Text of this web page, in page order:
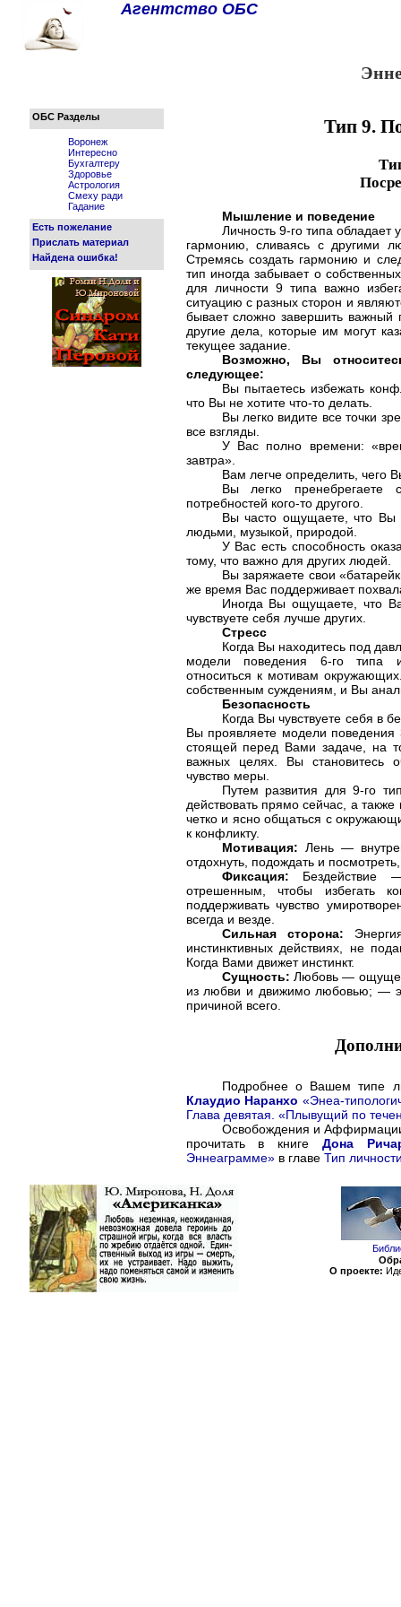
Агентство ОБС
ОБС Разделы
Воронеж
Интересно
Бухгалтеру
Здоровье
Астрология
Смеху ради
Гадание
Есть пожелание
Прислать материал
Найдена ошибка!
Тип 9.
Мышление и поведение
Личность 9-го типа обладает
гармонию, сливаясь с другими
Стремясь создать гармонию и
тип иногда забывает о
для личности 9 типа важно
ситуацию с разных сторон и
бывает сложно завершить важный
другие дела, которые им могут
текущее задание.
Возможно, Вы
следующее:
Вы пытаетесь избежать
что Вы не хотите что-то делать.
Вы легко видите все точки
все взгляды.
У Вас полно времени:
завтра».
Вам легче определить, чего
Вы легко пренебрегаете
потребностей кого-то другого.
Вы часто ощущаете, что Вы
людьми, музыкой, природой.
У Вас есть способность
тому, что важно для других людей.
Вы заряжаете свои
же время Вас поддерживает
Иногда Вы ощущаете, что
чувствуете себя лучше других.
Стресс
Когда Вы находитесь под
модели поведения 6-го типа
относиться к мотивам
собственным суждениям, и Вы
Безопасность
Когда Вы чувствуете себя в
Вы проявляете модели поведения
стоящей перед Вами задаче, на
важных целях. Вы становитесь
чувство меры.
Путем развития для 9-го
действовать прямо сейчас, а
четко и ясно общаться с
к конфликту.
Мотивация: Лень —
отдохнуть, подождать и
Фиксация: Бездействие
отрешенным, чтобы избегать
поддерживать чувство
всегда и везде.
Сильная сторона:
инстинктивных действиях, не
Когда Вами движет инстинкт.
Сущность: Любовь —
из любви и движимо любовью; —
причиной всего.
Подробнее о Вашем типе
Клаудио Наранхо «Энеа-
Глава девятая. «Плывущий по
Освобождения и
прочитать в книгеДона
Эннеаграмме»в главе Тип
О проекте: